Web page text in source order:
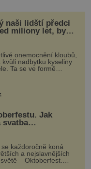
naši lidští předci
miliony let, by
s léčbou
onemocnění kloubů,
kvůli nadbytku kyseliny
Ta se ve formě
bole...
Jak
svatba
největší pivní
každoročně koná
a nejslavnějších
– Oktoberfest.